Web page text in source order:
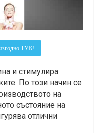
ТУК!
и стимулира
По този начин се
на
състояние на
отлични